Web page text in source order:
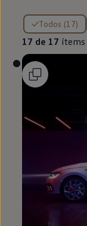
Todos (17)
17 de 17 ítems
17 de 17 ítems